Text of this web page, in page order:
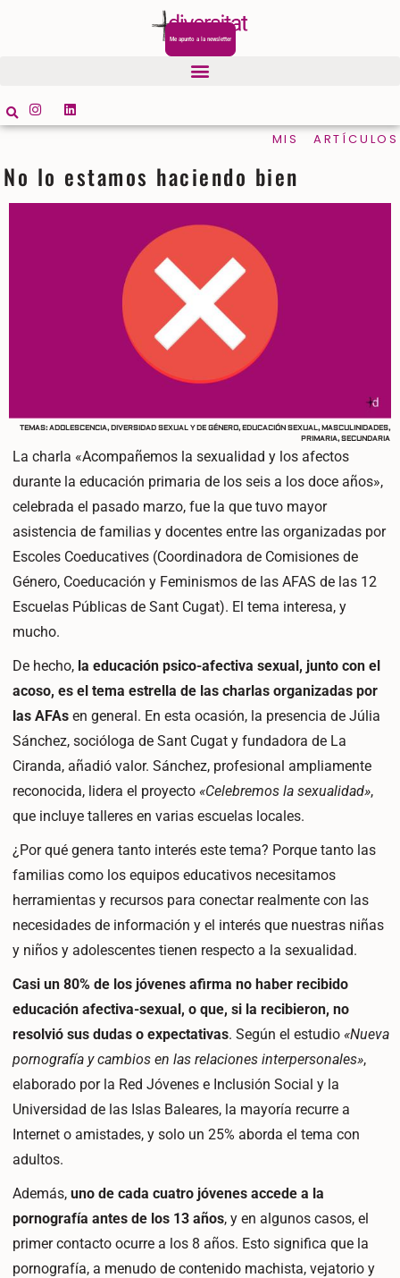
Me apunto a la newsletter
MIS ARTÍCULOS
No lo estamos haciendo bien
TEMAS:ADOLESCENCIA,DIVERSIDAD SEXUAL Y DE GÉNERO,EDUCACIÓN SEXUAL,MASCULINIDADES,
PRIMARIA,SECUNDARIA
La charla «Acompañemos la sexualidad y los afectos
durante la educación primaria de los seis a los doce años»,
celebrada el pasado marzo, fue la que tuvo mayor
asistencia de familias y docentes entre las organizadas por
Escoles Coeducatives (Coordinadora de Comisiones de
Género, Coeducación y Feminismos de las AFAS de las 12
Escuelas Públicas de Sant Cugat). El tema interesa, y
mucho.
De hecho, la educación psico-afectiva sexual, junto con el
acoso, es el tema estrella de las charlas organizadas por
las AFAs en general. En esta ocasión, la presencia de Júlia
Sánchez, socióloga de Sant Cugat y fundadora de La
Ciranda, añadió valor. Sánchez, profesional ampliamente
reconocida, lidera el proyecto «Celebremos la sexualidad»,
que incluye talleres en varias escuelas locales.
¿Por qué genera tanto interés este tema? Porque tanto las
familias como los equipos educativos necesitamos
herramientas y recursos para conectar realmente con las
necesidades de información y el interés que nuestras niñas
y niños y adolescentes tienen respecto a la sexualidad.
Casi un 80% de los jóvenes afirma no haber recibido
educación afectiva-sexual, o que, si la recibieron, no
resolvió sus dudas o expectativas. Según el estudio «Nueva
pornografía y cambios en las relaciones interpersonales»,
elaborado por la Red Jóvenes e Inclusión Social y la
Universidad de las Islas Baleares, la mayoría recurre a
Internet o amistades, y solo un 25% aborda el tema con
adultos.
Además, uno de cada cuatro jóvenes accede a la
pornografía antes de los 13 años, y en algunos casos, el
primer contacto ocurre a los 8 años. Esto significa que la
pornografía, a menudo de contenido machista, vejatorio y